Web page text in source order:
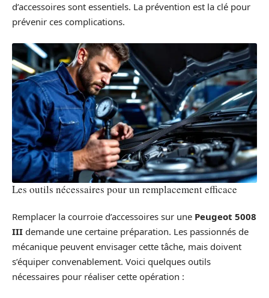
d’accessoires sont essentiels. La prévention est la clé pour
prévenir ces complications.
Les outils nécessaires pour un remplacement efficace
Remplacer la courroie d’accessoires sur une Peugeot 5008
III demande une certaine préparation. Les passionnés de
mécanique peuvent envisager cette tâche, mais doivent
s’équiper convenablement. Voici quelques outils
nécessaires pour réaliser cette opération :